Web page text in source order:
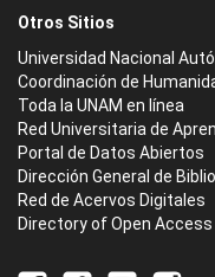
Otros Sitios
Universidad Nacional
Coordinación de
Toda la UNAM en línea
Red Universitaria de
Portal de Datos Abiertos
Dirección General de
Red de Acervos Digitales
Directory of Open